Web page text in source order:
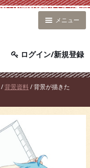
ログイン/新規登録
メニュー
/背景資料 / 背景が描きた